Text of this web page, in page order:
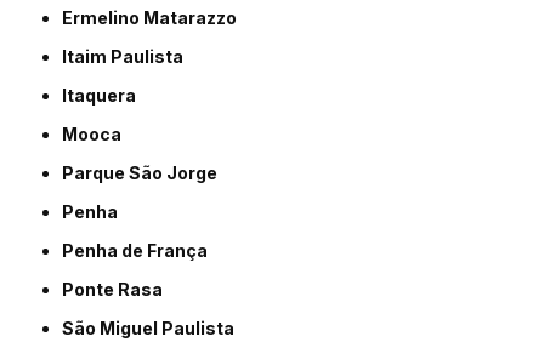
Ermelino Matarazzo
Itaim Paulista
Itaquera
Mooca
Parque São Jorge
Penha
Penha de França
Ponte Rasa
São Miguel Paulista